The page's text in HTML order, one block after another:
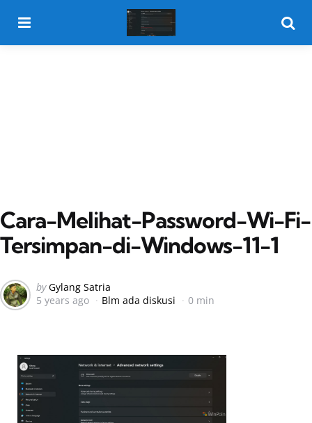
Cara-Melihat-Password-Wi-Fi-
Tersimpan-di-Windows-11-1
Posted
by
by Gylang Satria
5 years ago
Blm ada diskusi 0 min